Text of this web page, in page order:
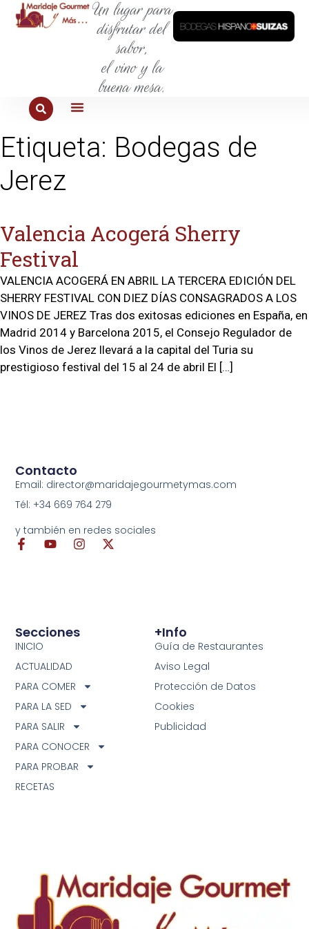
Un lugar para
disfrutar del
sabor,
el vino y la
buena mesa.
Etiqueta: Bodegas de
Jerez
Valencia Acogerá Sherry
Festival
VALENCIA ACOGERÁ EN ABRIL LA TERCERA EDICIÓN DEL
SHERRY FESTIVAL CON DIEZ DÍAS CONSAGRADOS A LOS
VINOS DE JEREZ Tras dos exitosas ediciones en España, en
Madrid 2014 y Barcelona 2015, el Consejo Regulador de
los Vinos de Jerez llevará a la capital del Turia su
prestigioso festival del 15 al 24 de abril El […]
+info
Guía de Restaurantes
Aviso Legal
Protección de Datos
Cookies
Publicidad
Secciones
INICIO
ACTUALIDAD
PARA COMER
PARA LA SED
PARA SALIR
PARA CONOCER
PARA PROBAR
RECETAS
Contacto
Email: director@maridajegourmetymas.com
Tél: +34 669 764 279
y también en redes sociales